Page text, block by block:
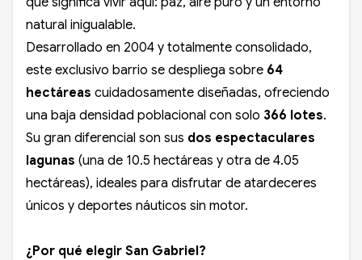
natural inigualable.
Desarrollado en 2004 y totalmente consolidado,
este exclusivo barrio se despliega sobre 64
hectáreas cuidadosamente diseñadas, ofreciendo
una baja densidad poblacional con solo 366 lotes.
Su gran diferencial son sus dos espectaculares
lagunas (una de 10.5 hectáreas y otra de 4.05
hectáreas), ideales para disfrutar de atardeceres
únicos y deportes náuticos sin motor.
¿Por qué elegir San Gabriel?